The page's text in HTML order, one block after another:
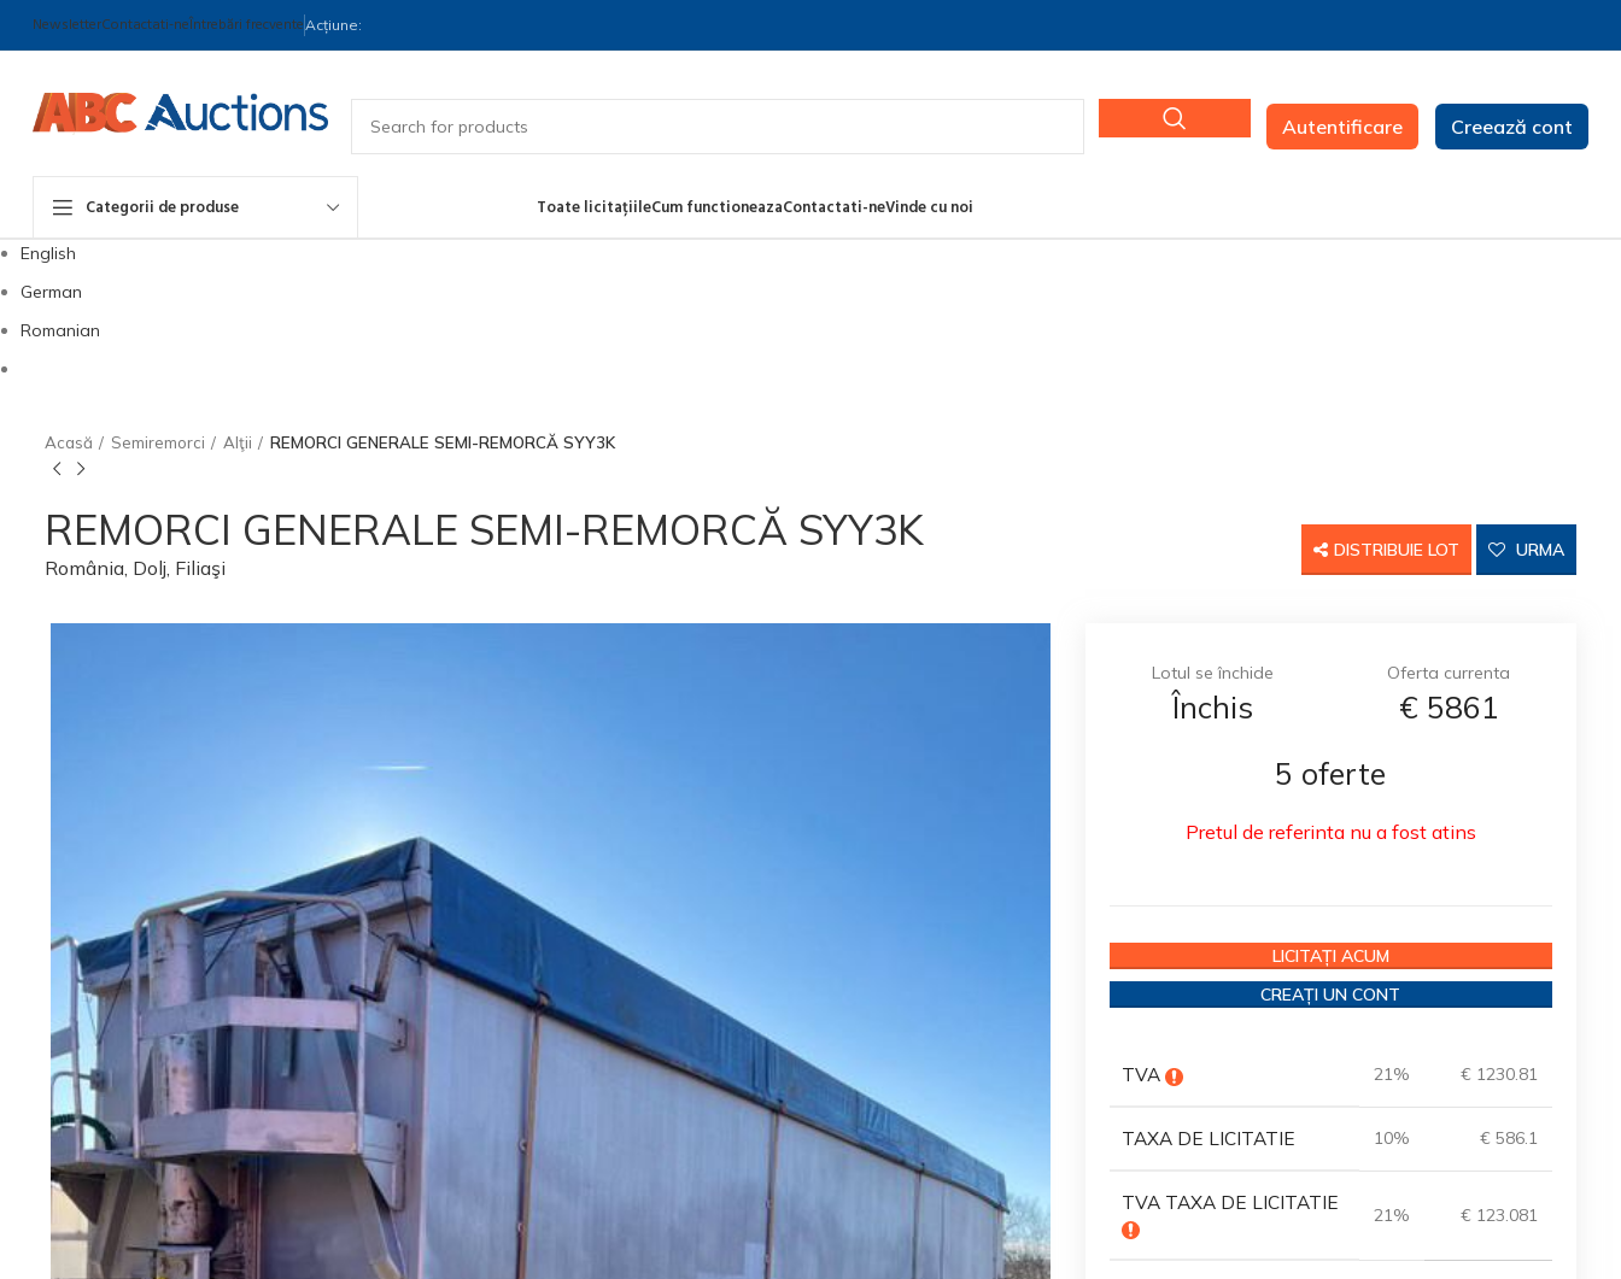
NewsletterContactati-neÎntrebări frecvente Acțiune:
Autentificare Creează cont
Categorii de produse Toate licitațiileCum functioneazaContactati-neVinde cu noi
English
German
Romanian
Acasă Semiremorci Alţii REMORCI GENERALE SEMI-REMORCĂ SYY3K
REMORCI GENERALE SEMI-REMORCĂ SYY3K
România, Dolj, Filiaşi
DISTRIBUIE LOT URMA
Lotul se închide
Închis
Oferta currenta
€ 5861
5 oferte
Pretul de referinta nu a fost atins
LICITAȚI ACUM
CREAȚI UN CONT
TVA 21% € 1230.81
TAXA DE LICITATIE 10% € 586.1
TVA TAXA DE LICITATIE
21% € 123.081